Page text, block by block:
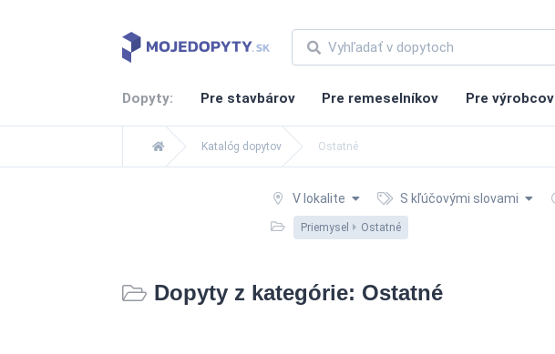
Dopyty: Pre stavbárov Pre remeselníkov Pre výrobcov
Katalóg dopytov Ostatné
V lokalite S kľúčovými slovami
Priemysel Ostatné
Dopyty z kategórie: Ostatné